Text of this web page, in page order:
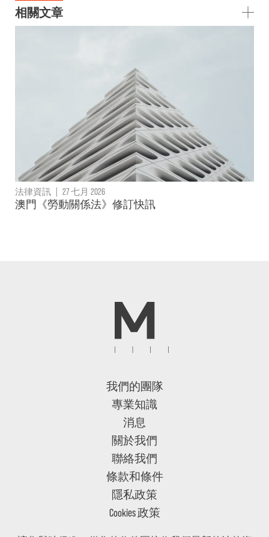
相關文章
法律資訊 | 27 七月 2026
澳門《勞動關係法》修訂快訊
我們的團隊
專業知識
消息
關於我們
聯絡我們
條款和條件
隱私政策
Cookies 政策